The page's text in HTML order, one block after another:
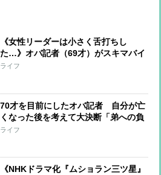
《女性リーダーは小さく舌打ちし
た…》オバ記者（69才）がスキマバイ
トに挑戦「私に肉体労働をする資格は
ライフ
70才を目前にしたオバ記者 自分が亡
くなった後を考えて大決断「弟への負
担は最小限にしたい」と“この世の荷
ライフ
《NHKドラマ化『ムショラン三ツ星』